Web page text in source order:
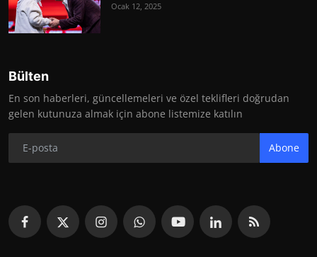
Ocak 12, 2025
Bülten
En son haberleri, güncellemeleri ve özel teklifleri doğrudan
gelen kutunuza almak için abone listemize katılın
Abone